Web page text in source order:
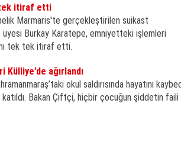
tek itiraf etti
Marmaris'te gerçekleştirilen suikast
üyesi Burkay Karatepe, emniyetteki işlemleri
tek tek itiraf etti.
Külliye’de ağırlandı
okul saldırısında hayatını
Bakan Çiftçi, hiçbir çocuğun şiddetin faili